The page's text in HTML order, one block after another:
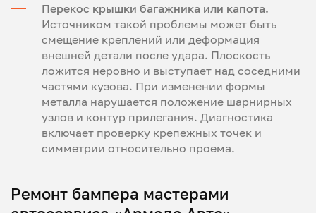
Перекос крышки багажника или капота.
Источником такой проблемы может быть
смещение креплений или деформация
внешней детали после удара. Плоскость
ложится неровно и выступает над соседними
частями кузова. При изменении формы
металла нарушается положение шарнирных
узлов и контур прилегания. Диагностика
включает проверку крепежных точек и
симметрии относительно проема.
Ремонт бампера мастерами